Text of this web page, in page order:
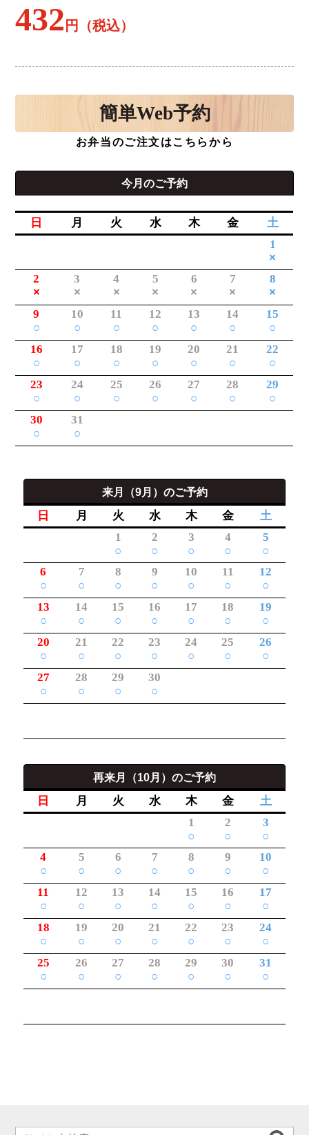
432 円（税込）
簡単Web予約
お弁当のご注文はこちらから
今月のご予約
日 月 火 水 木 金
土
1
×
2
×
3
×
4
×
5
×
6
×
7
×
8
×
9
○
10
○
11
○
12
○
13
○
14
○
15
○
16
○
17
○
18
○
19
○
20
○
21
○
22
○
23
○
24
○
25
○
26
○
27
○
28
○
29
○
30
○
31
○
来月（9月）のご予約
日 月 火 水 木 金
土
1
○
2
○
3
○
4
○
5
○
6
○
7
○
8
○
9
○
10
○
11
○
12
○
13
○
14
○
15
○
16
○
17
○
18
○
19
○
20
○
21
○
22
○
23
○
24
○
25
○
26
○
27
○
28
○
29
○
30
○
再来月（10月）のご予約
日 月 火 水 木 金
土
1
○
2
○
3
○
4
○
5
○
6
○
7
○
8
○
9
○
10
○
11
○
12
○
13
○
14
○
15
○
16
○
17
○
18
○
19
○
20
○
21
○
22
○
23
○
24
○
25
○
26
○
27
○
28
○
29
○
30
○
31
○